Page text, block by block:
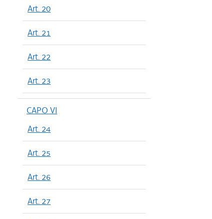
Art. 20
Art. 21
Art. 22
Art. 23
CAPO VI
Art. 24
Art. 25
Art. 26
Art. 27